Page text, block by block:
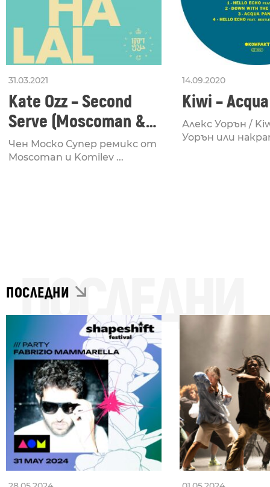
31.03.2021
Kate Ozz – Second
Serve (Moscoman &
Komilev’s Unforced
Error Mix)
Чен Моско Супер ремикс от
Moscoman и Komilev ...
14.09.2020
Kiwi –
Алекс Уорън /
Уорън или
ПОСЛЕДНИ
ПОСЛЕДНИ